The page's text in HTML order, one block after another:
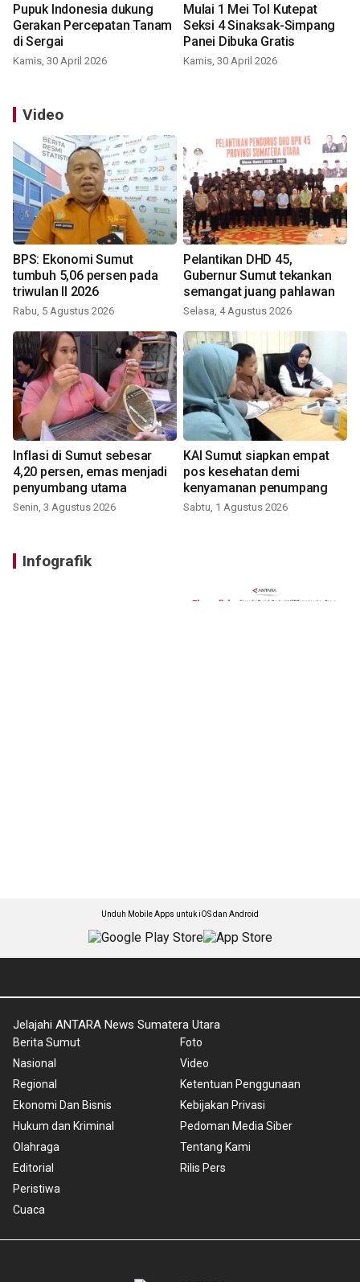
Pupuk Indonesia dukung
Gerakan Percepatan Tanam
di Sergai
Kamis, 30 April 2026
Mulai 1 Mei Tol Kutepat
Seksi 4 Sinaksak-Simpang
Panei Dibuka Gratis
Kamis, 30 April 2026
Video
BPS: Ekonomi Sumut
tumbuh 5,06 persen pada
triwulan II 2026
Rabu, 5 Agustus 2026
Pelantikan DHD 45,
Gubernur Sumut tekankan
semangat juang pahlawan
Selasa, 4 Agustus 2026
Inflasi di Sumut sebesar
4,20 persen, emas menjadi
penyumbang utama
Senin, 3 Agustus 2026
KAI Sumut siapkan empat
pos kesehatan demi
kenyamanan penumpang
Sabtu, 1 Agustus 2026
Infografik
Unduh Mobile Apps untuk iOS dan Android
Jelajahi ANTARA News Sumatera Utara
Berita Sumut
Nasional
Regional
Ekonomi Dan Bisnis
Hukum dan Kriminal
Olahraga
Editorial
Peristiwa
Cuaca
Foto
Video
Ketentuan Penggunaan
Kebijakan Privasi
Pedoman Media Siber
Tentang Kami
Rilis Pers